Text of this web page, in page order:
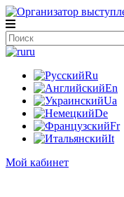
ru
Ru
En
Ua
De
Fr
It
Мой кабинет